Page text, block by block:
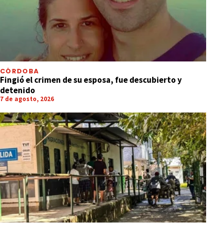
CÓRDOBA
Fingió el crimen de su esposa, fue descubierto y
detenido
7 de agosto, 2026